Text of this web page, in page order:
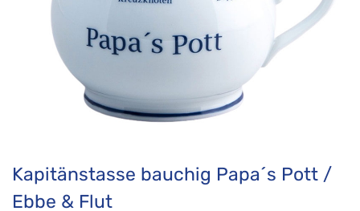
Kapitänstasse bauchig Papa´s Pott /
Ebbe & Flut